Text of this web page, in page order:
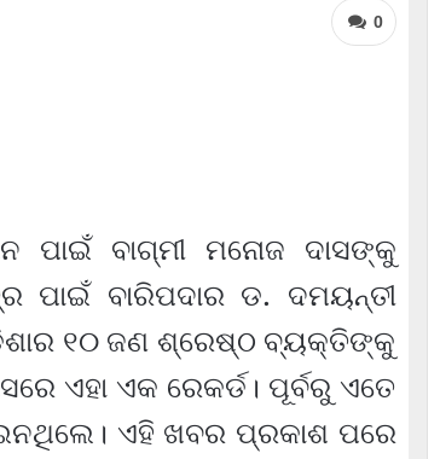
0
ବାଗ୍ମୀ ମନାେଜ ଦାସଙ୍କୁ
ପାଇଁ ବାରିପଦାର ଡ. ଦମୟନ୍ତୀ
୧୦ ଜଣ ଶ୍ରେଷ୍ଠ ବ୍ୟକ୍ତିଙ୍କୁ
ଏହା ଏକ ରେକର୍ଡ। ପୂର୍ବରୁ ଏତେ
ଏହି ଖବର ପ୍ରକାଶ ପରେ